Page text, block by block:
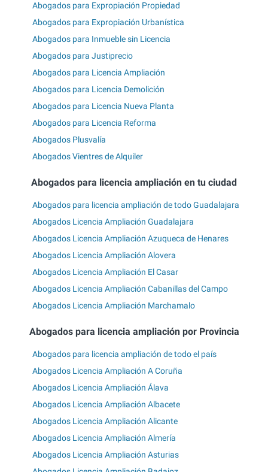
Abogados para Expropiación Propiedad
Abogados para Expropiación Urbanística
Abogados para Inmueble sin Licencia
Abogados para Justiprecio
Abogados para Licencia Ampliación
Abogados para Licencia Demolición
Abogados para Licencia Nueva Planta
Abogados para Licencia Reforma
Abogados Plusvalía
Abogados Vientres de Alquiler
Abogados para licencia ampliación en tu ciudad
Abogados para licencia ampliación de todo Guadalajara
Abogados Licencia Ampliación Guadalajara
Abogados Licencia Ampliación Azuqueca de Henares
Abogados Licencia Ampliación Alovera
Abogados Licencia Ampliación El Casar
Abogados Licencia Ampliación Cabanillas del Campo
Abogados Licencia Ampliación Marchamalo
Abogados para licencia ampliación por Provincia
Abogados para licencia ampliación de todo el país
Abogados Licencia Ampliación A Coruña
Abogados Licencia Ampliación Álava
Abogados Licencia Ampliación Albacete
Abogados Licencia Ampliación Alicante
Abogados Licencia Ampliación Almería
Abogados Licencia Ampliación Asturias